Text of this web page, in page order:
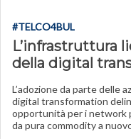
#TELCO4BUL
L’infrastruttura
della digital
L’adozione da parte delle
digital transformation
opportunità per i network
da pura commodity a